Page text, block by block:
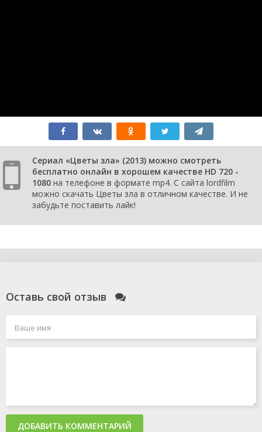
Сериал «Цветы зла» (2013) можно смотреть
бесплатно онлайн в хорошем качестве HD 720 -
1080 на телефоне в формате mp4. С сайта lordfilm
можно скачать Цветы зла в отличном качестве. И не
забудьте поставить лайк!
Оставь свой отзыв
ДОБАВИТЬ КОММЕНТАРИЙ